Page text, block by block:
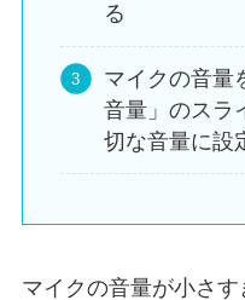
る
マイクの音量
音量」のスラ
切な音量に設
マイクの音量が小さす